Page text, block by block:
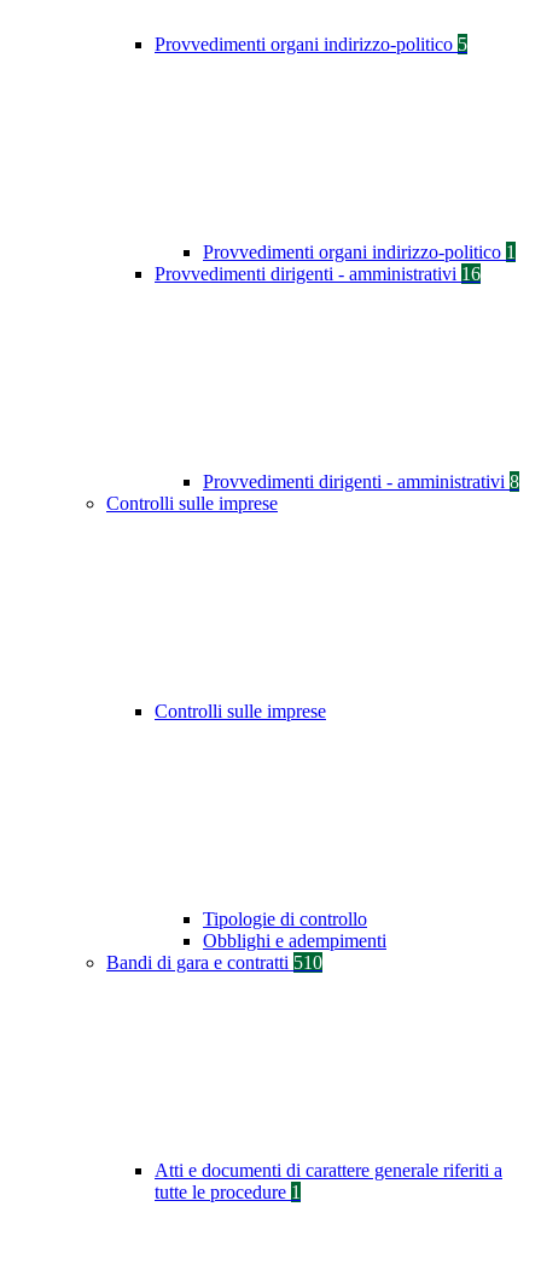
Provvedimenti organi indirizzo-politico 5
Provvedimenti organi indirizzo-politico 1
Provvedimenti dirigenti - amministrativi 16
Provvedimenti dirigenti - amministrativi 8
Controlli sulle imprese
Controlli sulle imprese
Tipologie di controllo
Obblighi e adempimenti
Bandi di gara e contratti 510
Atti e documenti di carattere generale riferiti a
tutte le procedure 1